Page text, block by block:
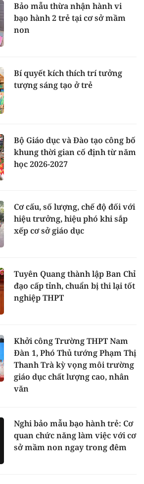
Bảo mẫu thừa nhận hành vi
bạo hành 2 trẻ tại cơ sở mầm
non
Bí quyết kích thích trí tưởng
tượng sáng tạo ở trẻ
Bộ Giáo dục và Đào tạo công bố
khung thời gian cố định từ năm
học 2026-2027
Cơ cấu, số lượng, chế độ đối với
hiệu trưởng, hiệu phó khi sắp
xếp cơ sở giáo dục
Tuyên Quang thành lập Ban Chỉ
đạo cấp tỉnh, chuẩn bị thi lại tốt
nghiệp THPT
Khởi công Trường THPT Nam
Đàn 1, Phó Thủ tướng Phạm Thị
Thanh Trà kỳ vọng môi trường
giáo dục chất lượng cao, nhân
văn
Nghi bảo mẫu bạo hành trẻ: Cơ
quan chức năng làm việc với cơ
sở mầm non ngay trong đêm